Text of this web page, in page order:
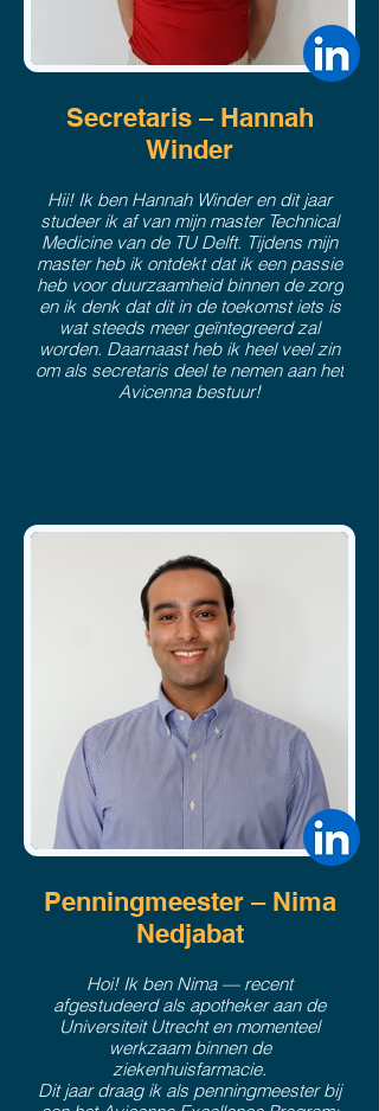
Secretaris – Hannah
Winder
Hii! Ik ben Hannah Winder en dit jaar
studeer ik af van mijn master Technical
Medicine van de TU Delft. Tijdens mijn
master heb ik ontdekt dat ik een passie
heb voor duurzaamheid binnen de zorg
en ik denk dat dit in de toekomst iets is
wat steeds meer geïntegreerd zal
worden. Daarnaast heb ik heel veel zin
om als secretaris deel te nemen aan het
Avicenna bestuur!
Penningmeester – Nima
Nedjabat
Hoi! Ik ben Nima — recent
afgestudeerd als apotheker aan de
Universiteit Utrecht en momenteel
werkzaam binnen de
ziekenhuisfarmacie.
Dit jaar draag ik als penningmeester bij